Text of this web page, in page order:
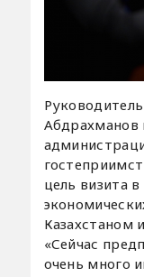
Абдрахманов
цель визита
Казахстаном
«Сейчас
очень много